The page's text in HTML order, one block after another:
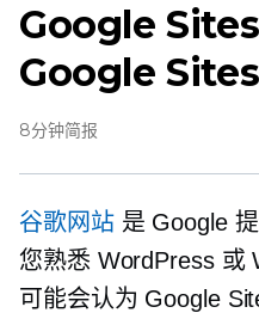
Google Sites
Google
8分钟简报
谷歌网站是 Google
您熟悉 WordPress 或
可能会认为 Google